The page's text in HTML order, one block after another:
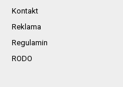
Kontakt
Reklama
Regulamin
RODO